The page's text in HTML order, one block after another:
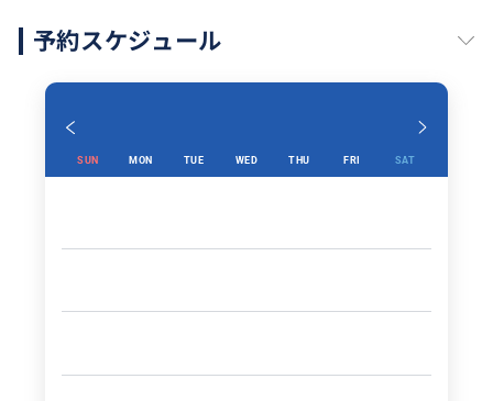
予約スケジュール
SUN MON TUE WED THU FRI SAT